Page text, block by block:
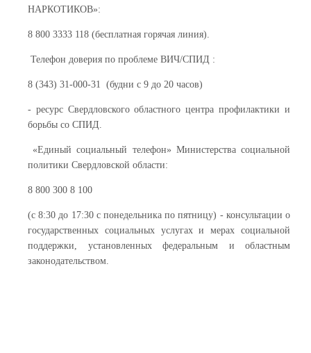
НАРКОТИКОВ»:
8 800 3333 118 (бесплатная горячая линия).
Телефон доверия по проблеме ВИЧ/СПИД :
8 (343) 31-000-31 (будни с 9 до 20 часов)
- ресурс Свердловского областного центра профилактики и
борьбы со СПИД.
«Единый социальный телефон» Министерства социальной
политики Свердловской области:
8 800 300 8 100
(с 8:30 до 17:30 с понедельника по пятницу) - консультации о
государственных социальных услугах и мерах социальной
поддержки, установленных федеральным и областным
законодательством.